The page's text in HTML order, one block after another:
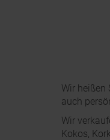
Wir heißen
auch
Wir
Kokos,